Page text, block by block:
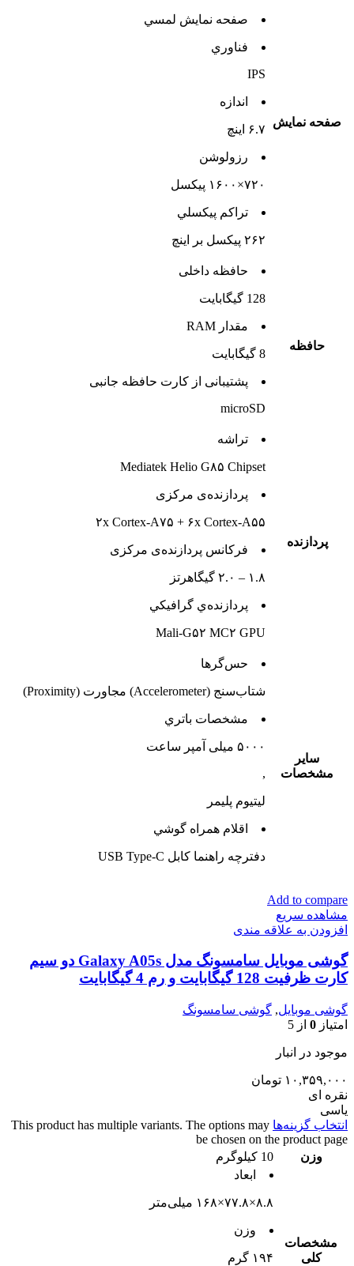
صفحه نمايش
صفحه نمايش لمسي
فناوري
IPS
اندازه
۶.۷ اینچ
رزولوشن
۷۲۰×۱۶۰۰ پیکسل
تراکم پيکسلي
۲۶۲ پیکسل بر اینچ
حافظه
حافظه داخلی
128 گيگابايت
مقدار RAM
8 گیگابایت
پشتيبانی از کارت حافظه جانبی
microSD
پردازنده
تراشه
Mediatek Helio G۸۵ Chipset
پردازنده‌ی مرکزی
۲x Cortex-A۷۵ + ۶x Cortex-A۵۵
فرکانس پردازنده‌ی مرکزی
۱.۸ – ۲.۰ گیگاهرتز
پردازنده‌ي گرافيکي
Mali-G۵۲ MC۲ GPU
ساير
مشخصات
حس‌گرها
شتاب‌سنج (Accelerometer) مجاورت (Proximity)
مشخصات باتري
۵۰۰۰ میلی آمپر ساعت
,
لیتیوم‌ پلیمر
اقلام همراه گوشي
دفترچه‌ راهنما کابل USB Type-C
Add to compare
مشاهده سریع
افزودن به علاقه مندی
گوشی موبایل سامسونگ مدل Galaxy A05s دو سیم
کارت ظرفیت 128 گیگابایت و رم 4 گیگابایت
گوشی موبایل, گوشی سامسونگ
امتیاز 0 از 5
موجود در انبار
۱۰,۳۵۹,۰۰۰ تومان
نقره ای
یاسی
انتخاب گزینه‌ها This product has multiple variants. The options may
be chosen on the product page
وزن
10 کیلوگرم
مشخصات
کلی
ابعاد
۸.۸×۷۷.۸×۱۶۸ میلی‌متر
وزن
۱۹۴ گرم